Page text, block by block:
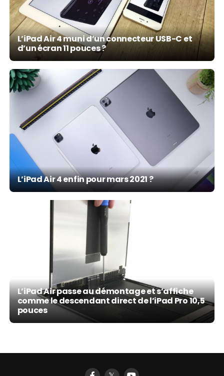
L’iPad Air 4 muni d’un connecteur USB-C et
d’un écran 11 pouces ?
L’iPad Air 4 enfin pour mars 2021 ?
L’iPad Air passe au démontage et s’affiche
comme le descendant direct de l’iPad Pro 10,5
pouces